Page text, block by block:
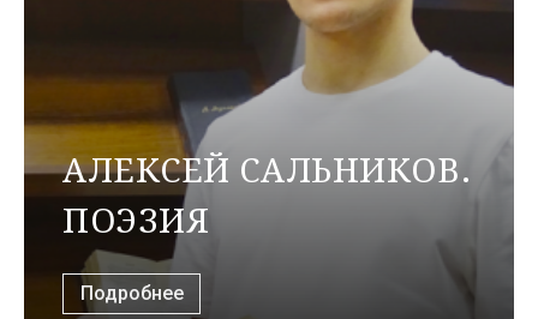
АЛЕКСЕЙ САЛЬНИКОВ.
ПОЭЗИЯ
Подробнее